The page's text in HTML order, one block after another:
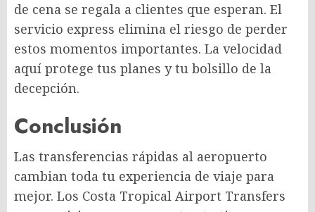
de cena se regala a clientes que esperan. El
servicio express elimina el riesgo de perder
estos momentos importantes. La velocidad
aquí protege tus planes y tu bolsillo de la
decepción.
Conclusión
Las transferencias rápidas al aeropuerto
cambian toda tu experiencia de viaje para
mejor. Los Costa Tropical Airport Transfers